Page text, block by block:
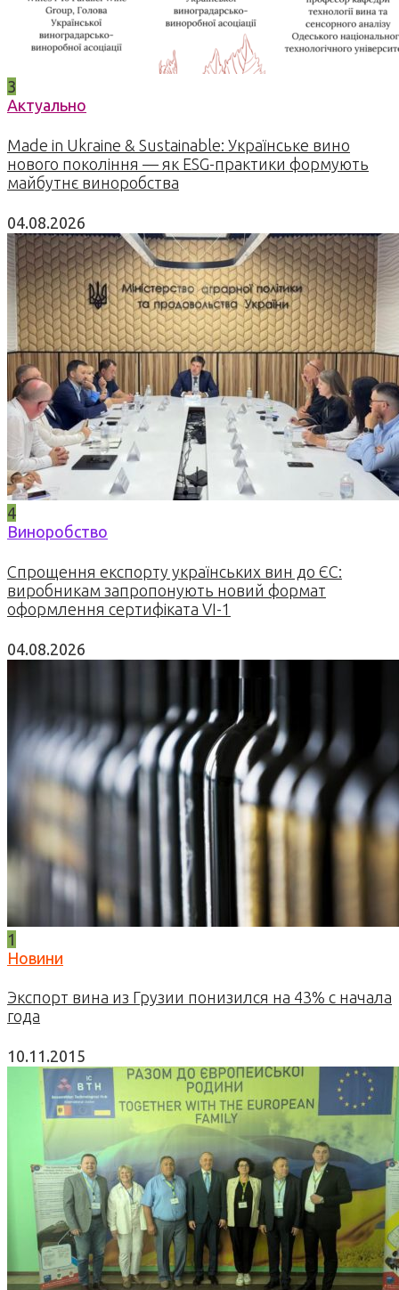
3
Актуально
Made in Ukraine & Sustainable: Українське вино
нового покоління — як ESG-практики формують
майбутнє виноробства
04.08.2026
4
Виноробство
Спрощення експорту українських вин до ЄС:
виробникам запропонують новий формат
оформлення сертифіката VI-1
04.08.2026
1
Новини
Экспорт вина из Грузии понизился на 43% с начала
года
10.11.2015